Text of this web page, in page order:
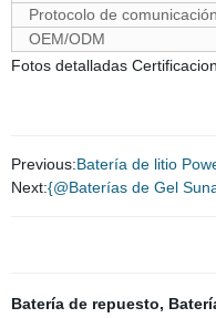
Protocolo de comunicación
OEM/ODM
Fotos detalladas
Previous:Batería de litio
Next:{@Baterías de Gel
Batería de repuesto,